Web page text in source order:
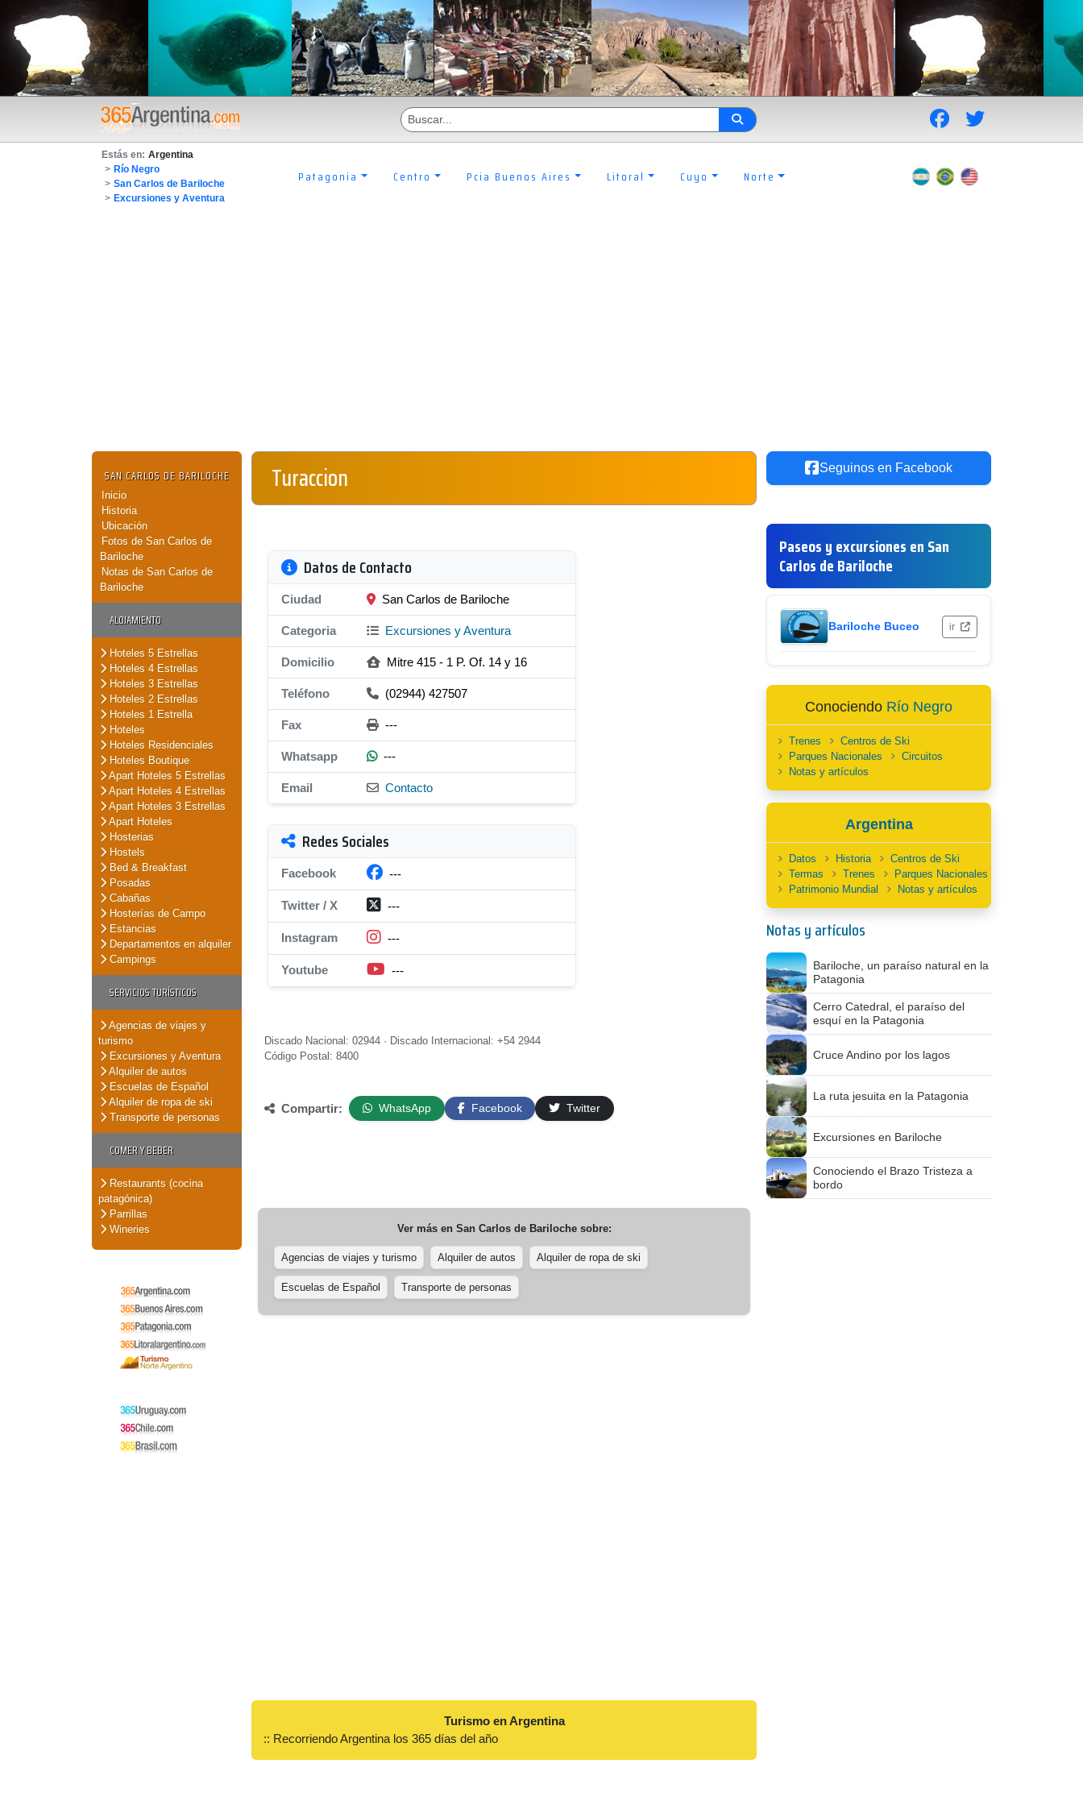
Estás en: Argentina
> Río Negro
> San Carlos de Bariloche
> Excursiones y Aventura
Patagonia Centro Pcia Buenos Aires Litoral Cuyo Norte
SAN CARLOS DE BARILOCHE
Inicio
Historia
Ubicación
Fotos de San Carlos de
Bariloche
Notas de San Carlos de
Bariloche
ALOJAMIENTO
Hoteles 5 Estrellas
Hoteles 4 Estrellas
Hoteles 3 Estrellas
Hoteles 2 Estrellas
Hoteles 1 Estrella
Hoteles
Hoteles Residenciales
Hoteles Boutique
Apart Hoteles 5 Estrellas
Apart Hoteles 4 Estrellas
Apart Hoteles 3 Estrellas
Apart Hoteles
Hosterias
Hostels
Bed & Breakfast
Posadas
Cabañas
Hosterías de Campo
Estancias
Departamentos en alquiler
Campings
SERVICIOS TURÍSTICOS
Agencias de viajes y
turismo
Excursiones y Aventura
Alquiler de autos
Escuelas de Español
Alquiler de ropa de ski
Transporte de personas
COMER Y BEBER
Restaurants (cocina
patagónica)
Parrillas
Wineries
Turaccion
Datos de Contacto
Ciudad San Carlos de Bariloche
Categoria Excursiones y Aventura
Domicilio Mitre 415 - 1 P. Of. 14 y 16
Teléfono (02944) 427507
Fax ---
Whatsapp ---
Email Contacto
Redes Sociales
Facebook ---
Twitter / X ---
Instagram ---
Youtube ---
Discado Nacional: 02944 · Discado Internacional: +54 2944
Código Postal: 8400
Compartir: WhatsApp Facebook Twitter
Ver más en San Carlos de Barilochesobre:
Agencias de viajes y turismo Alquiler de autos Alquiler de ropa de ski
Escuelas de Español Transporte de personas
Turismo en Argentina
:: Recorriendo Argentina los 365 días del año
Seguinos en Facebook
Paseos y excursiones en San
Carlos de Bariloche
Bariloche Buceo ir
Conociendo Río Negro
Trenes
Centros de Ski
Parques Nacionales
Circuitos
Notas y artículos
Argentina
Datos Historia
Centros de Ski
Termas
Trenes
Parques Nacionales
Patrimonio Mundial
Notas y artículos
Notas y artículos
Bariloche, un paraíso natural en la
Patagonia
Cerro Catedral, el paraíso del
esquí en la Patagonia
Cruce Andino por los lagos
La ruta jesuita en la Patagonia
Excursiones en Bariloche
Conociendo el Brazo Tristeza a
bordo